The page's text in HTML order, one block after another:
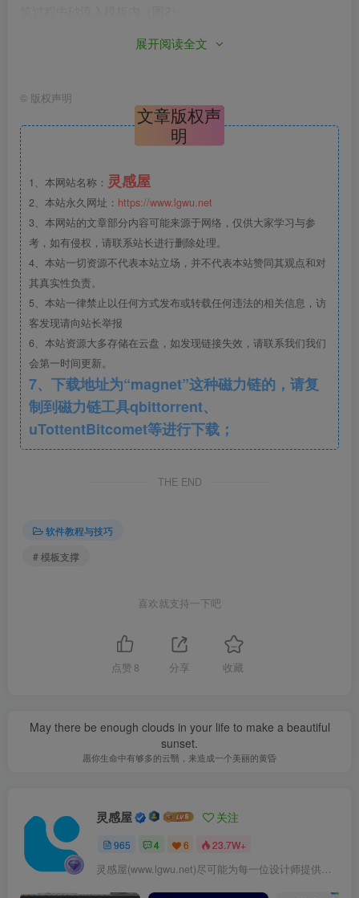
图1 钢板止水带搭接示意
图2 后浇带钢丝网固定示意
模板在浇筑混凝土前应每隔15m预留150mmx150mm清
渣孔，在混凝土浇筑完毕后立即砌筑两皮砖墙，在砖墙上口
采用大板对后浇带进行封闭保护（图3）。
面层模板、独立模板支撑体系、封闭后浇带上表面、固定好
止水钢板钢丝网、事后加强混凝土养护，这一系列的控制措
来源：建筑技术杂志社
展开阅读全文
© 版权声明
文章版权声
明
1、本网站名称： 灵感屋
2、本站永久网址： https://www.lgwu.net
3、本网站的文章部分内容可能来源于网络，仅供大家学习与参
考，如有侵权，请联系站长进行删除处理。
4、本站一切资源不代表本站立场，并不代表本站赞同其观点和对
其真实性负责。
5、本站一律禁止以任何方式发布或转载任何违法的相关信息，访
客发现请向站长举报
6、本站资源大多存储在云盘，如发现链接失效，请联系我们我们
会第一时间更新。
7、下载地址为“magnet”这种磁力链的，请复
制到磁力链工具qbittorrent、
uTottentBitcomet等进行下载；
THE END
软件教程与技巧
# 模板支撑
喜欢就支持一下吧
点赞 8 分享 收藏
May there be enough clouds in your life to make a beautiful
sunset.
愿你生命中有够多的云翳，来造成一个美丽的黄昏
灵感屋 关注
965 4 6 23.7W+
灵感屋(www.lgwu.net)尽可能为每一位设计师提供更全面、更精致、更具有创意感的设计素材。努力成为景观设计师展示实力和互相学习的优质网络资源发布平台。